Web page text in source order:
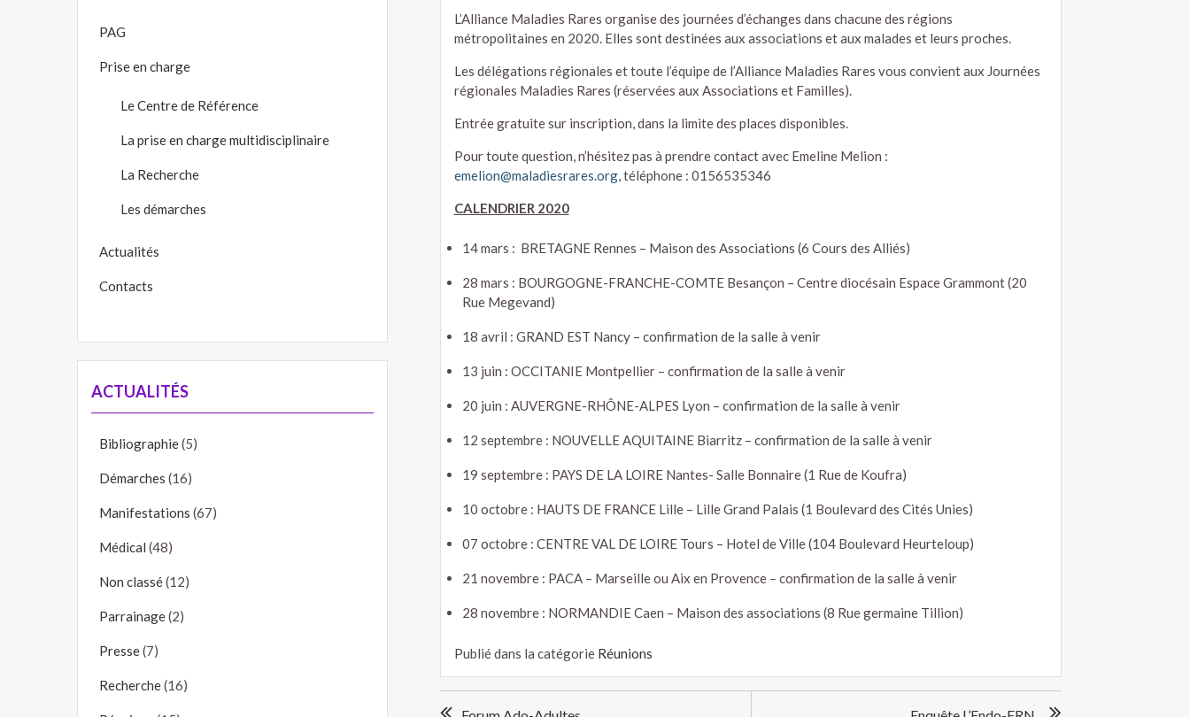
L’Alliance Maladies Rares organise des journées d’échanges dans chacune des régions
métropolitaines en 2020. Elles sont destinées aux associations et aux malades et leurs proches.
Les délégations régionales et toute l’équipe de l’Alliance Maladies Rares vous convient aux Journées
régionales Maladies Rares (réservées aux Associations et Familles).
Entrée gratuite sur inscription, dans la limite des places disponibles.
Pour toute question, n’hésitez pas à prendre contact avec Emeline Melion :
emelion@maladiesrares.org, téléphone : 0156535346
CALENDRIER 2020
14 mars : BRETAGNE Rennes – Maison des Associations (6 Cours des Alliés)
28 mars : BOURGOGNE-FRANCHE-COMTE Besançon – Centre diocésain Espace Grammont (20
Rue Megevand)
18 avril : GRAND EST Nancy – confirmation de la salle à venir
13 juin : OCCITANIE Montpellier – confirmation de la salle à venir
20 juin : AUVERGNE-RHÔNE-ALPES Lyon – confirmation de la salle à venir
12 septembre : NOUVELLE AQUITAINE Biarritz – confirmation de la salle à venir
19 septembre : PAYS DE LA LOIRE Nantes- Salle Bonnaire (1 Rue de Koufra)
10 octobre : HAUTS DE FRANCE Lille – Lille Grand Palais (1 Boulevard des Cités Unies)
07 octobre : CENTRE VAL DE LOIRE Tours – Hotel de Ville (104 Boulevard Heurteloup)
21 novembre : PACA – Marseille ou Aix en Provence – confirmation de la salle à venir
28 novembre : NORMANDIE Caen – Maison des associations (8 Rue germaine Tillion)
Publié dans la catégorie Réunions
Navigation
PAG
Prise en charge
Le Centre de Référence
La prise en charge multidisciplinaire
La Recherche
Les démarches
Actualités
Contacts
ACTUALITÉS
Bibliographie(5)
Démarches (16)
Manifestations (67)
Médical (48)
Non classé(12)
Parrainage(2)
Presse(7)
Recherche(16)